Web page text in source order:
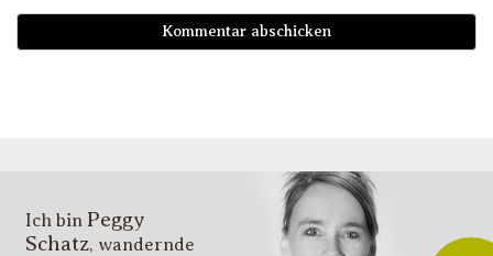
Ich bin Peggy
Schatz, wandernde